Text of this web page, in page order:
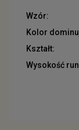
Wzór:
Kolor
Kształt:
Wysokość